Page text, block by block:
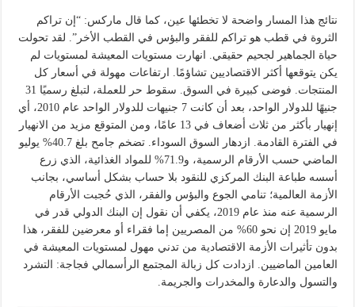
نتائج هذا المسار واضحة لا تخطئها عين، كما قال ماركس: “إن تراكم
الثروة في قطب هو تراكم للفقر والبؤس في القطب الأخر”. لقد تحولت
حياة الجماهير لجحيم حقيقي. انهارت مستويات المعيشة لمستويات لم
يكن يتوقعها أكثر الاقتصاديين تشاؤمًا. ارتفاعات مهولة في أسعار كل
المنتجات. فوضى كبيرة في السوق. سقوط حر للعملة، لتبلغ رسميًا 31
جنيهًا للدولار الواحد، بعد أن كانت 7 جنيهات للدولار الواحد عام 2010، أي
إنهيار بأكثر من ثلاث أضعاف في 13 عامًا، ومن المتوقع مزيد من الانهيار
في الفترة القادمة. ازدهار السوق السوداء. تضخم جامح بلغ 40.7% يوليو
الماضي حسب الأرقام الرسمية، و71.9% للمواد الغذائية، الذي زرع
أسسه طباعة البنك المركزي للنقود بلا حساب بشكل أساسي، بجانب
الأزمة العالمية؛ تنامي الجوع والبؤس والفقر، الذي حُجبت الأرقام
الرسمية عنه منذ عام 2019، يكفي أن نقول إن البنك الدولي قدر في
مايو 2019 إن نحو 60% من المصريين إما فقراء أو معرضين للفقر، هذا
بدون تأثيرات الأزمة الاقتصادية من تدني مهول لمستويات المعيشة في
العامين الماضيين. ازدادت كل زبالة المجتمع الرأسمالي فجاجة: التشرد
والتسول والدعارة والمخدرات والجريمة.